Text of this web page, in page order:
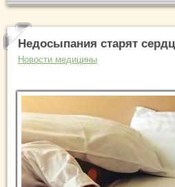
Недосыпания старят
Новости медицины